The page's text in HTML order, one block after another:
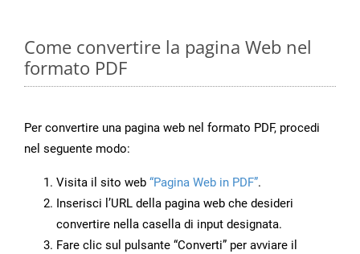
Come convertire la pagina Web nel
formato PDF
Per convertire una pagina web nel formato PDF, procedi
nel seguente modo:
Visita il sito web “Pagina Web in PDF”.
Inserisci l’URL della pagina web che desideri
convertire nella casella di input designata.
Fare clic sul pulsante “Converti” per avviare il